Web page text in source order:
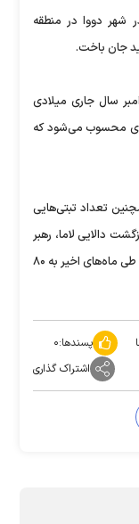
شهر دووا در منطقه
جان باخت.
سال جاری میلادی
محسوب می‌شود که
تعداد تبتی‌هایی
دالایی لاما، رهبر
مذهبی بودائیان تبت دست به خودسوزی زده‌اند، طی ماه‌های اخیر به ۸۰
پسندها:۰
اشتراک گذاری